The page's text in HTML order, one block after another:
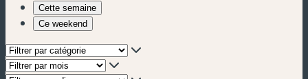
Cette semaine
Ce weekend